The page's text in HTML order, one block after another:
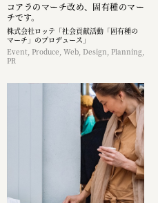
コアラのマーチ改め、固有種のマー
チです。
株式会社ロッテ「社会貢献活動「固有種の
マーチ」のプロデュース」
Event, Produce, Web, Design, Planning,
PR